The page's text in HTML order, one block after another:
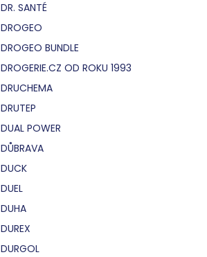
DR. SANTÉ
DROGEO
DROGEO BUNDLE
DROGERIE.CZ OD ROKU 1993
DRUCHEMA
DRUTEP
DUAL POWER
DŮBRAVA
DUCK
DUEL
DUHA
DUREX
DURGOL